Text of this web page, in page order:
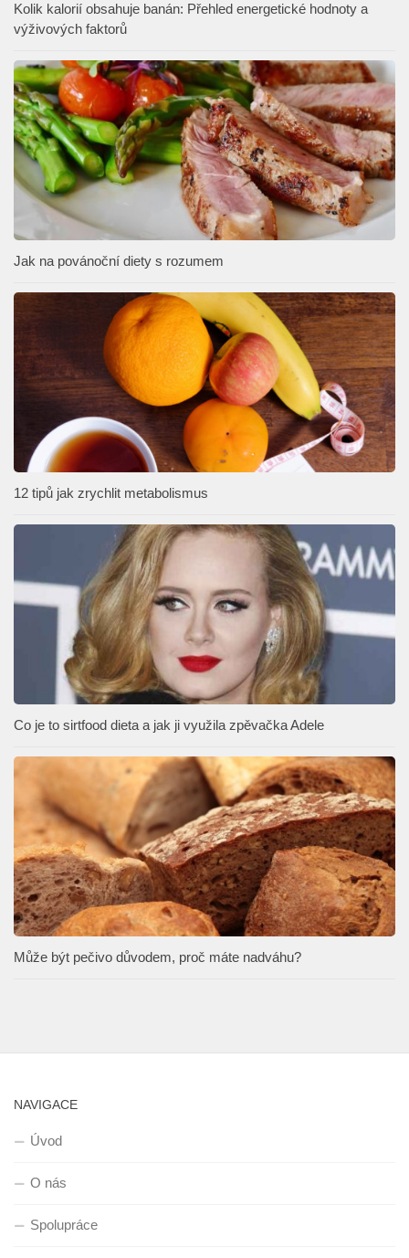
Kolik kalorií obsahuje banán: Přehled energetické hodnoty a
výživových faktorů
Jak na povánoční diety s rozumem
12 tipů jak zrychlit metabolismus
Co je to sirtfood dieta a jak ji využila zpěvačka Adele
Může být pečivo důvodem, proč máte nadváhu?
NAVIGACE
Úvod
O nás
Spolupráce